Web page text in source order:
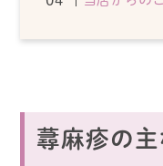
蕁麻疹の主